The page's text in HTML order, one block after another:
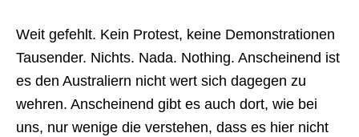
Weit gefehlt. Kein Protest, keine Demonstrationen
Tausender. Nichts. Nada. Nothing. Anscheinend ist
es den Australiern nicht wert sich dagegen zu
wehren. Anscheinend gibt es auch dort, wie bei
uns, nur wenige die verstehen, dass es hier nicht